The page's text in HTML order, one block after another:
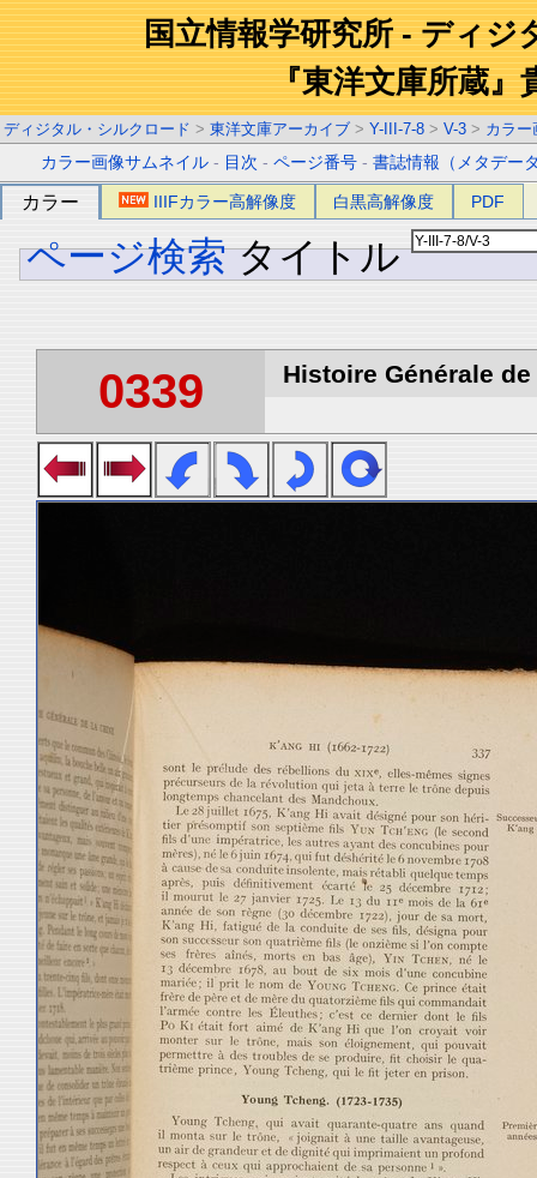
国立情報学研究所 - ディジ
『東洋文庫所蔵』
ディジタル・シルクロード > 東洋文庫アーカイブ > Y-III-7-8 > V-3 > カラー
カラー画像サムネイル - 目次 -ページ番号 -書誌情報（メタデー
カラー IIIFカラー高解像度 白黒高解像度 PDF
ページ検索 タイトル
0339 Histoire Générale